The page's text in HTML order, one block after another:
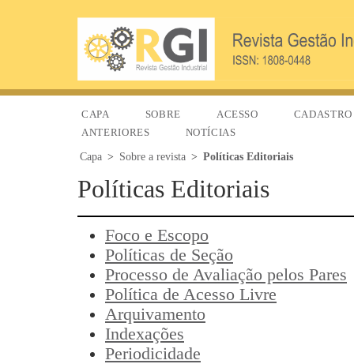
CAPA SOBRE ACESSO
CADASTRO
ANTERIORES
NOTÍCIAS
Capa > Sobre a revista > Políticas Editoriais
Políticas Editoriais
Foco e Escopo
Políticas de Seção
Processo de Avaliação pelos Pares
Política de Acesso Livre
Arquivamento
Indexações
Periodicidade